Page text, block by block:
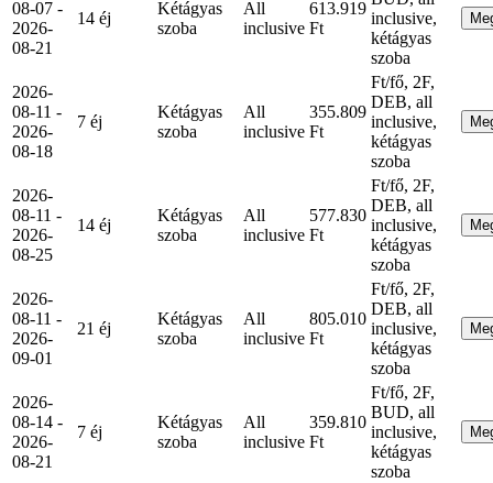
08-07 -
2026-
08-21
14 éj
Kétágyas
szoba
All
inclusive
613.919
Ft
inclusive,
kétágyas
szoba
2026-
08-11 -
2026-
08-18
7 éj
Kétágyas
szoba
All
inclusive
355.809
Ft
Ft/fő, 2F,
DEB, all
inclusive,
kétágyas
szoba
2026-
08-11 -
2026-
08-25
14 éj
Kétágyas
szoba
All
inclusive
577.830
Ft
Ft/fő, 2F,
DEB, all
inclusive,
kétágyas
szoba
2026-
08-11 -
2026-
09-01
21 éj
Kétágyas
szoba
All
inclusive
805.010
Ft
Ft/fő, 2F,
DEB, all
inclusive,
kétágyas
szoba
2026-
08-14 -
2026-
08-21
7 éj
Kétágyas
szoba
All
inclusive
359.810
Ft
Ft/fő, 2F,
BUD, all
inclusive,
kétágyas
szoba